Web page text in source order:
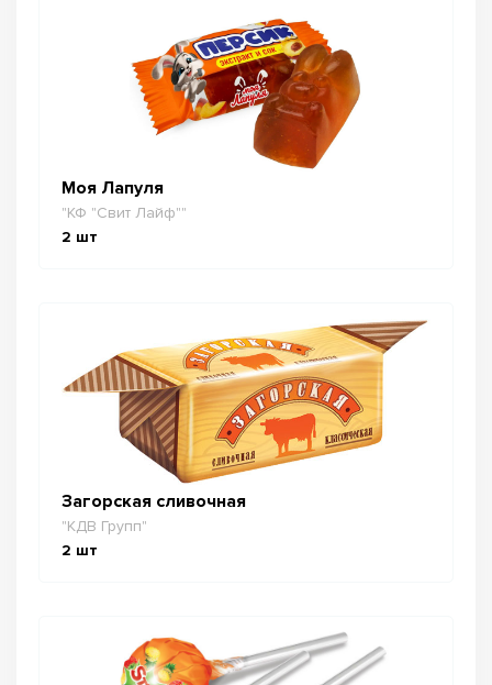
Моя Лапуля
"КФ "Свит Лайф""
2 шт
Загорская сливочная
"КДВ Групп"
2 шт